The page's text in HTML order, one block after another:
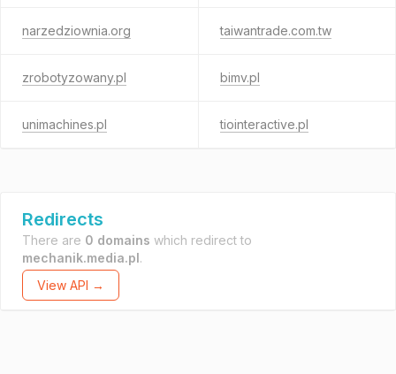
narzedziownia.org taiwantrade.com.tw
zrobotyzowany.pl bimv.pl
unimachines.pl tiointeractive.pl
Redirects
There are 0 domains which redirect to
mechanik.media.pl.
View API →